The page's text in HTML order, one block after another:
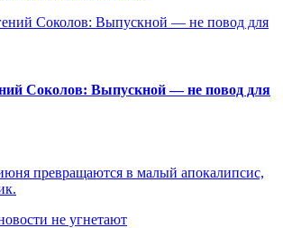
Соколов: Выпускной — не повод для
превращаются в малый апокалипсис,